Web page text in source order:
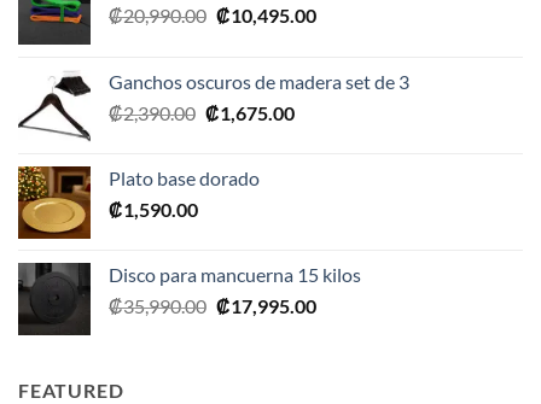
₡20,990.00 El
era:
₡20,990.00.
₡10,495.00El
es:
Ganchos oscuros de madera set de 3
₡2,390.00 El
era:
₡1,675.00El
Plato base dorado
₡1,590.00
Disco para mancuerna 15 kilos
₡35,990.00 El
₡17,995.00El
FEATURED